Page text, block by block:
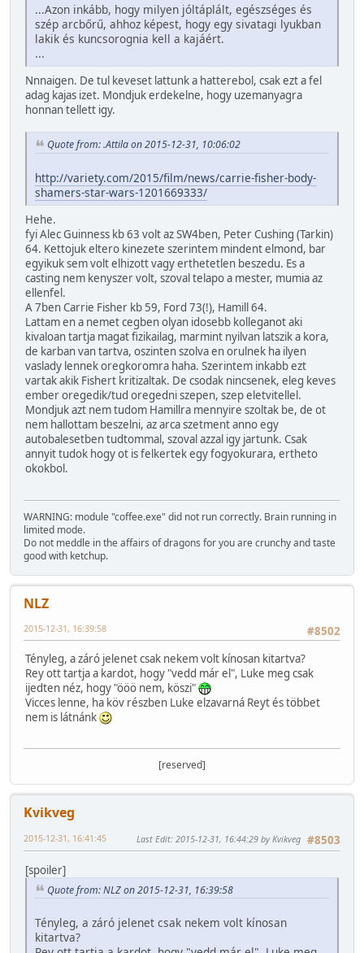
...Azon inkább, hogy milyen jóltáplált, egészséges és
szép arcbőrű, ahhoz képest, hogy egy sivatagi lyukban
lakik és kuncsorognia kell a kajáért.
...
Nnnaigen. De tul keveset lattunk a hatterebol, csak ezt a fel
adag kajas izet. Mondjuk erdekelne, hogy uzemanyagra
honnan tellett igy.
Quote from: .Attila on 2015-12-31, 10:06:02
http://variety.com/2015/film/news/carrie-fisher-body-
shamers-star-wars-1201669333/
Hehe.
fyi Alec Guinness kb 63 volt az SW4ben, Peter Cushing (Tarkin)
64. Kettojuk eltero kinezete szerintem mindent elmond, bar
egyikuk sem volt elhizott vagy erthetetlen beszedu. Es a
casting nem kenyszer volt, szoval telapo a mester, mumia az
ellenfel.
A 7ben Carrie Fisher kb 59, Ford 73(!), Hamill 64.
Lattam en a nemet cegben olyan idosebb kolleganot aki
kivaloan tartja magat fizikailag, marmint nyilvan latszik a kora,
de karban van tartva, oszinten szolva en orulnek ha ilyen
vaslady lennek oregkoromra haha. Szerintem inkabb ezt
vartak akik Fishert kritizaltak. De csodak nincsenek, eleg keves
ember oregedik/tud oregedni szepen, szep eletvitellel.
Mondjuk azt nem tudom Hamillra mennyire szoltak be, de ot
nem hallottam beszelni, az arca szetment anno egy
autobalesetben tudtommal, szoval azzal igy jartunk. Csak
annyit tudok hogy ot is felkertek egy fogyokurara, ertheto
okokbol.
WARNING: module "coffee.exe" did not run correctly. Brain running in
limited mode.
Do not meddle in the affairs of dragons for you are crunchy and taste
good with ketchup.
NLZ
#8502
2015-12-31, 16:39:58
Tényleg, a záró jelenet csak nekem volt kínosan kitartva?
Rey ott tartja a kardot, hogy "vedd már el", Luke meg csak
ijedten néz, hogy "ööö nem, köszi"
Vicces lenne, ha köv részben Luke elzavarná Reyt és többet
nem is látnánk
[reserved]
Kvikveg
#8503
2015-12-31, 16:41:45 Last Edit: 2015-12-31, 16:44:29 by Kvikveg
[spoiler]
Quote from: NLZ on 2015-12-31, 16:39:58
Tényleg, a záró jelenet csak nekem volt kínosan
kitartva?